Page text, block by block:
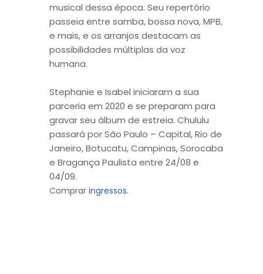
musical dessa época. Seu repertório
passeia entre samba, bossa nova, MPB,
e mais, e os arranjos destacam as
possibilidades múltiplas da voz
humana.
Stephanie e Isabel iniciaram a sua
parceria em 2020 e se preparam para
gravar seu álbum de estreia. Chululu
passará por São Paulo – Capital, Rio de
Janeiro, Botucatu, Campinas, Sorocaba
e Bragança Paulista entre 24/08 e
04/09.
Comprar ingressos.